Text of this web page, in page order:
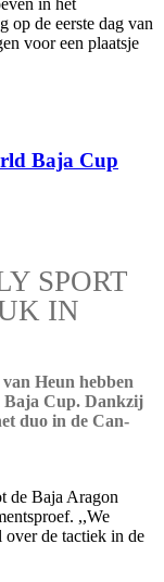
op de eerste dag van
voor een plaatsje
Baja Cup
SPORT
IN
Heun hebben
Baja Cup. Dankzij
duo in de Can-
de Baja Aragon
,,We
over de tactiek in de